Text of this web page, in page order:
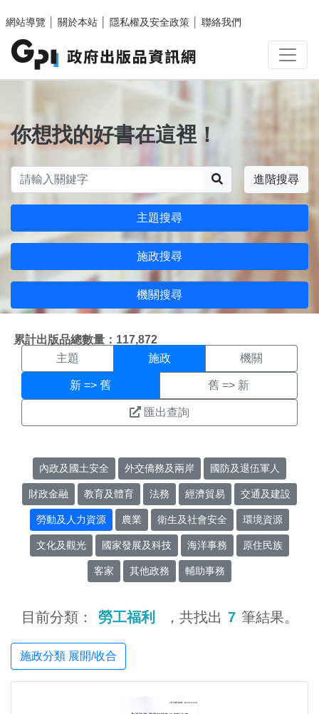
網站導覽
關於本站 隱私權及安全政策 聯絡我們
你想找的好書在這裡！
進階搜尋
主題搜尋
施政搜尋
機關搜尋
累計出版品總數量：117,872
施政搜尋結果頁面
主題 施政 機關
新 => 舊 舊 => 新
匯出查詢
內政及國土安全 外交僑務及兩岸 國防及退伍軍人
財政金融 教育及體育 法務 經濟貿易 交通及建設
勞動及人力資源 農業 衛生及社會安全 環境資源
文化及觀光 國家發展及科技 海洋事務 原住民族
客家 其他政務 輔助事務
目前分類： 勞工福利 ，共找出 7 筆結果。
施政分類 展開/收合